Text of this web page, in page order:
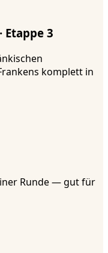
Etappe 3
komplett in
Runde — gut für